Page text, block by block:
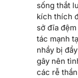
sống thắt
kích thích
sở đĩa
tác mạnh
nhầy bị
gây nên
các rễ